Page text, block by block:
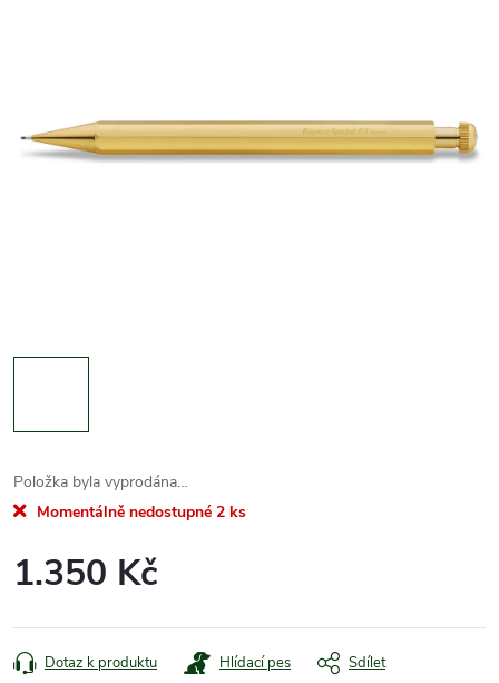
Položka byla vyprodána…
Momentálně nedostupné 2 ks
1.350 Kč
cena:
Dotaz k produktu Hlídací pes Sdílet